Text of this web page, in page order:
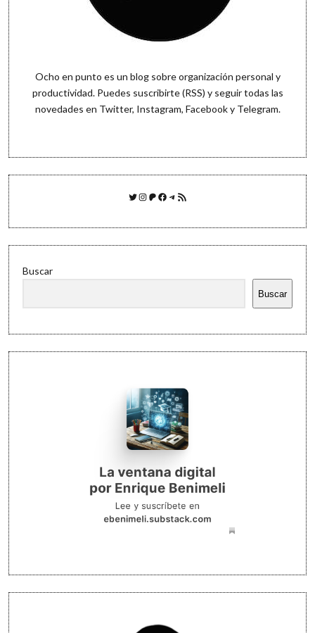
Ocho en punto es un blog sobre organización personal y
productividad. Puedes suscribirte (RSS) y seguir todas las
novedades en Twitter, Instagram, Facebooky Telegram.
Twitter
Instagram
Patreon
Facebook
Telegram
Feed RSS
Buscar
Buscar